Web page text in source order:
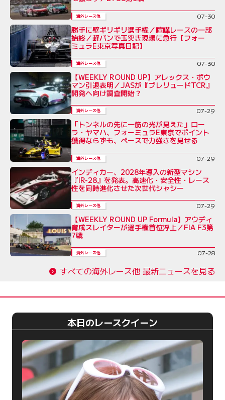
海外レース他 07-30
勝手に壁ギリギリ選手権／喧嘩レースの一部
始終／軽バンで玉突き現場に急行【フォー
ミュラE東京写真日記】
海外レース他 07-30
【WEEKLY ROUND UP】アレックス・ボウ
マン引退表明／JASが『プレリュードTCR』
開発へ向け調査開始？
海外レース他 07-29
「トンネルの先に一筋の光が見えた」ロー
ラ・ヤマハ、フォーミュラE東京でポイント
獲得ならずも、ペースで力強さを見せる
海外レース他 07-29
インディカー、2028年導入の新型マシン
『IR-28』を発表。高速化・安全性・レース
性を同時進化させた次世代シャシー
海外レース他 07-29
【WEEKLY ROUND UP Formula】アウディ
育成スレイターが選手権首位浮上／FIA F3第
7戦
海外レース他 07-28
すべての海外レース他 最新ニュースを見る
本日のレースクイーン